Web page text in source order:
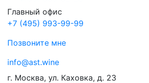
Главный офис
+7 (495) 993-99-99
Позвоните мне
info@ast.wine
г. Москва, ул. Каховка, д. 23